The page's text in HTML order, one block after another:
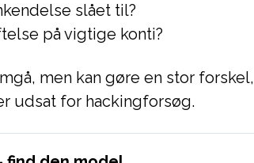
slået til?
på vigtige konti?
men kan gøre en stor forskel,
udsat for hackingforsøg.